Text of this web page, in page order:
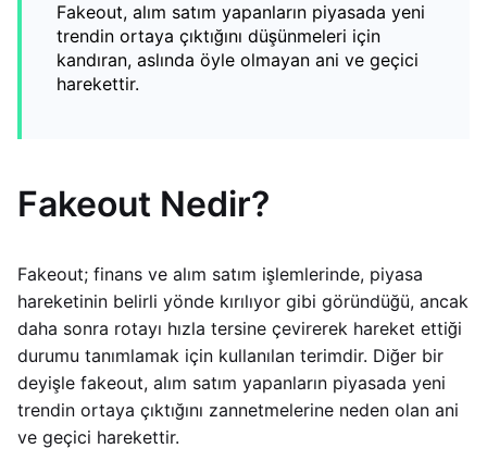
Fakeout, alım satım yapanların piyasada yeni
trendin ortaya çıktığını düşünmeleri için
kandıran, aslında öyle olmayan ani ve geçici
harekettir.
Fakeout Nedir?
Fakeout; finans ve alım satım işlemlerinde, piyasa
hareketinin belirli yönde kırılıyor gibi göründüğü, ancak
daha sonra rotayı hızla tersine çevirerek hareket ettiği
durumu tanımlamak için kullanılan terimdir. Diğer bir
deyişle fakeout, alım satım yapanların piyasada yeni
trendin ortaya çıktığını zannetmelerine neden olan ani
ve geçici harekettir.